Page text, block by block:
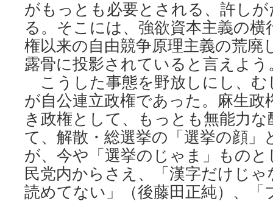
がもっとも必要とされる、許し
る。そこには、強欲資本主義の横
権以来の自由競争原理主義の荒廃
露骨に投影されていると言えよう
こうした事態を野放しにし、む
が自公連立政権であった。麻生政
き政権として、もっとも無能力
て、解散・総選挙の「選挙の顔」
が、今や「選挙のじゃま」もの
民党内からさえ、「漢字だけじ
読めてない」（後藤田正純）、「